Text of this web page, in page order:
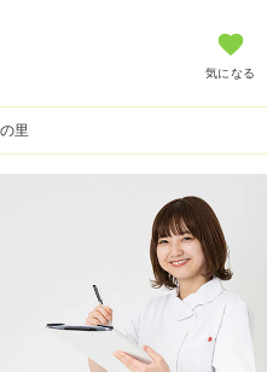
気になる
里